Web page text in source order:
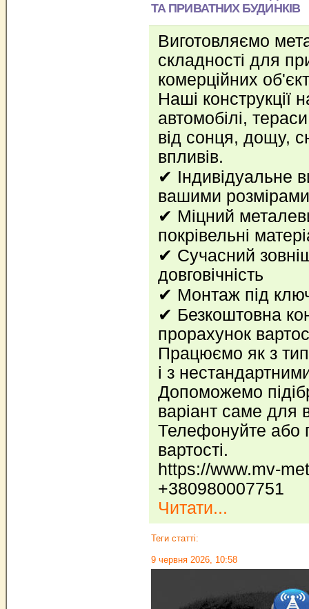
ТА ПРИВАТНИХ БУДИНКІВ
Виготовляємо
складності для
комерційних
Наші конструкції
автомобілі,
від сонця, дощу,
впливів.
✔ Індивідуальне
вашими розмірами
✔ Міцний
покрівельні
✔ Сучасний
довговічність
✔ Монтаж під ключ
✔ Безкоштовна
прорахунок
Працюємо як з
і з
Допоможемо
варіант саме для
Телефонуйте або
вартості.
https://www.mv-
+380980007751
Читати...
Теги статті:
9 червня 2026, 10:58